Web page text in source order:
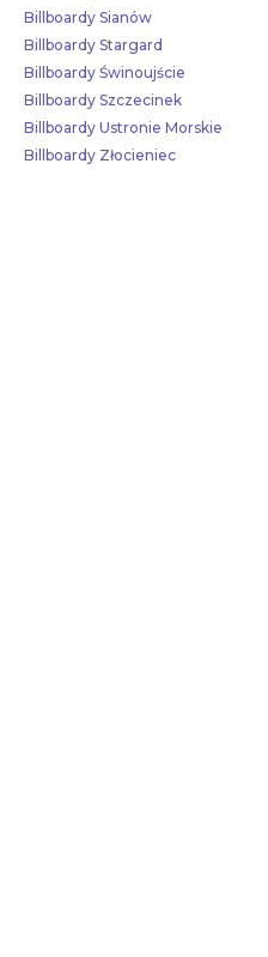
Billboardy Sianów
Billboardy Stargard
Billboardy Świnoujście
Billboardy Szczecinek
Billboardy Ustronie Morskie
Billboardy Złocieniec